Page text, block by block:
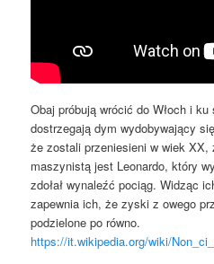
Obaj próbują wrócić do Włoch i
dostrzegają dym wydobywający
że zostali przeniesieni w wiek
maszynistą jest Leonardo, który
zdołał wynaleźć pociąg. Widząc
zapewnia ich, że zyski z owego
podzielone po równo.
https://it.wikipedia.org/wiki/